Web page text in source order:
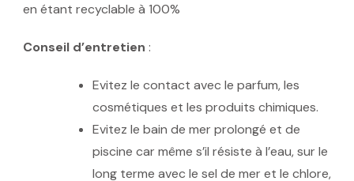
en étant recyclable à 100%
Conseil d’entretien :
Evitez le contact avec le parfum, les
cosmétiques et les produits chimiques.
Evitez le bain de mer prolongé et de
piscine car même s’il résiste à l’eau, sur le
long terme avec le sel de mer et le chlore,